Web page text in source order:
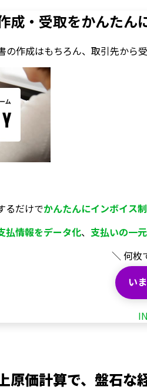
成・ 受取をかんたん
の作成はもちろん、 取引先から
るだけでかんたんにインボイス
払情報をデータ化、 支払いの一
＼ 何枚
い
原価計算で、盤石な